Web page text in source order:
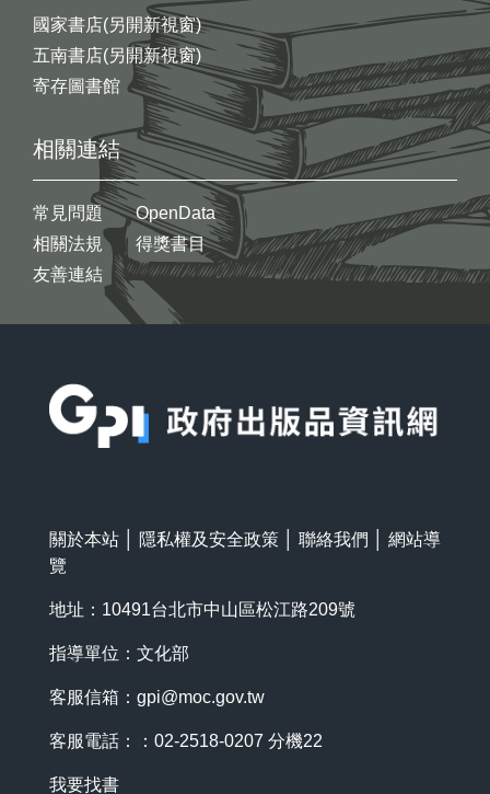
國家書店(另開新視窗)
五南書店(另開新視窗)
寄存圖書館
相關連結
常見問題
相關法規
友善連結
OpenData
得獎書目
關於本站 隱私權及安全政策 聯絡我們
網站導
覽
地址：10491台北市中山區松江路209號
指導單位：文化部
客服信箱： gpi@moc.gov.tw
客服電話：：02-2518-0207 分機22
我要找書